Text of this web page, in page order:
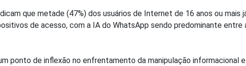
que metade (47%) dos usuários de Internet de 16 anos ou mais
de acesso, com a IA do WhatsApp sendo predominante entre
ponto de inflexão no enfrentamento da manipulação informacional